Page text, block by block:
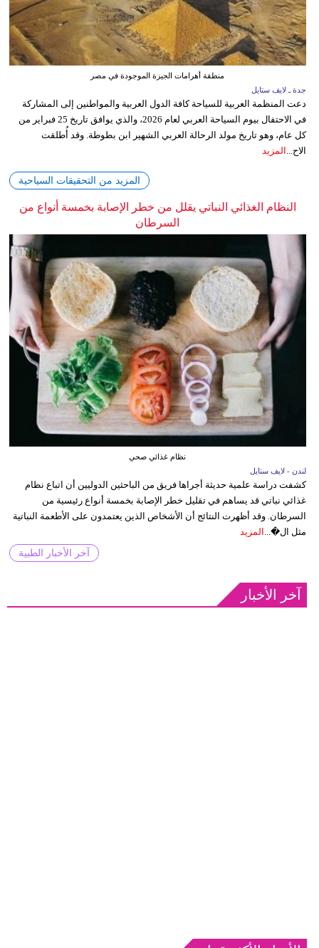
منطقة أهرامات الجيزة الموجودة في مصر
جدة ـ لايف ستايل
دعت المنظمة العربية للسياحة كافة الدول العربية والمواطنين إلى المشاركة
في الاحتفال بيوم السياحة العربي لعام 2026، والذي يوافق تاريخ 25 فبراير من
كل عام، وهو تاريخ مولد الرحالة العربي الشهير ابن بطوطة. وقد أُطلقت
الاح... المزيد
المزيد من التحقيقات السياحية
النظام الغذائي النباتي يقلل من خطر الإصابة بخمسة أنواع من
السرطان
نظام غذائي صحي
لندن - لايف ستايل
كشفت دراسة علمية حديثة أجراها فريق من الباحثين الدوليين أن اتباع نظام
غذائي نباتي قد يساهم في تقليل خطر الإصابة بخمسة أنواع رئيسية من
السرطان. وقد أظهرت النتائج أن الأشخاص الذين يعتمدون على الأطعمة النباتية
مثل ال�...
المزيد
آخر الأخبار الطبية
آخر الأخبار